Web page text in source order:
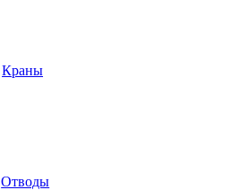
Краны
Отводы